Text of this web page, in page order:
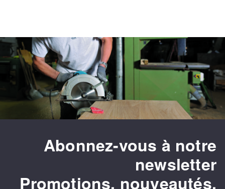
Abonnez-vous à notre
newsletter
Promotions, nouveautés,